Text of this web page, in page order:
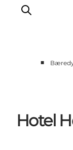
Presse
■
Hotel